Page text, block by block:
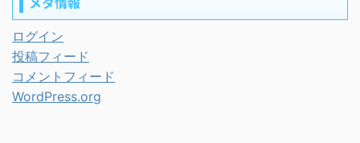
ログイン
投稿フィード
コメントフィード
WordPress.org